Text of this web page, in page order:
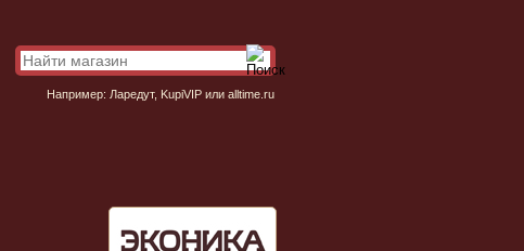
Например: Ларедут, KupiVIPили alltime.ru